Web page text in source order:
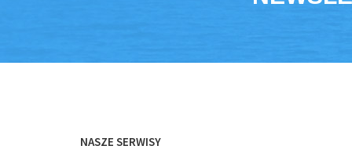
NASZE SERWISY